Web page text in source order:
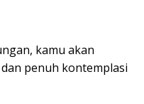
kamu akan
penuh kontemplasi